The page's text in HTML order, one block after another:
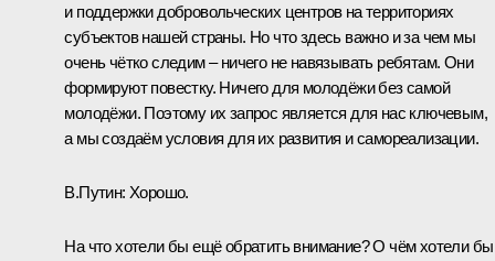
и поддержки добровольческих центров на территориях
субъектов нашей страны. Но что здесь важно и за чем мы
очень чётко следим – ничего не навязывать ребятам. Они
формируют повестку. Ничего для молодёжи без самой
молодёжи. Поэтому их запрос является для нас ключевым,
а мы создаём условия для их развития и самореализации.
В.Путин: Хорошо.
На что хотели бы ещё обратить внимание? О чём хотели бы